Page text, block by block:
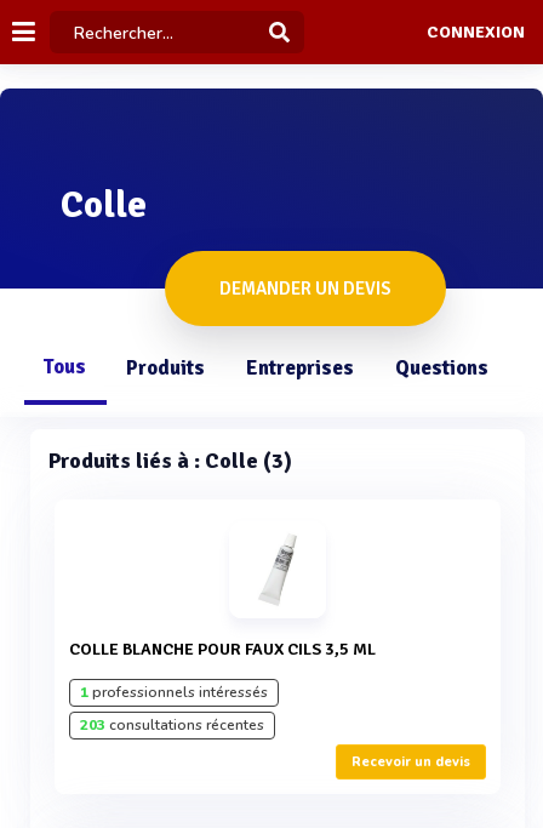
CONNEXION
Colle
DEMANDER UN DEVIS
Tous Produits Entreprises Questions
Produits liés à : Colle (3)
COLLE BLANCHE POUR FAUX CILS 3,5 ML
1professionnels intéressés
203 consultations récentes
Recevoir un devis